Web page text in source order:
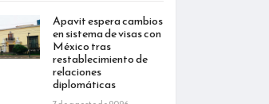
Apavit espera cambios
en sistema de visas con
México tras
restablecimiento de
relaciones
diplomáticas